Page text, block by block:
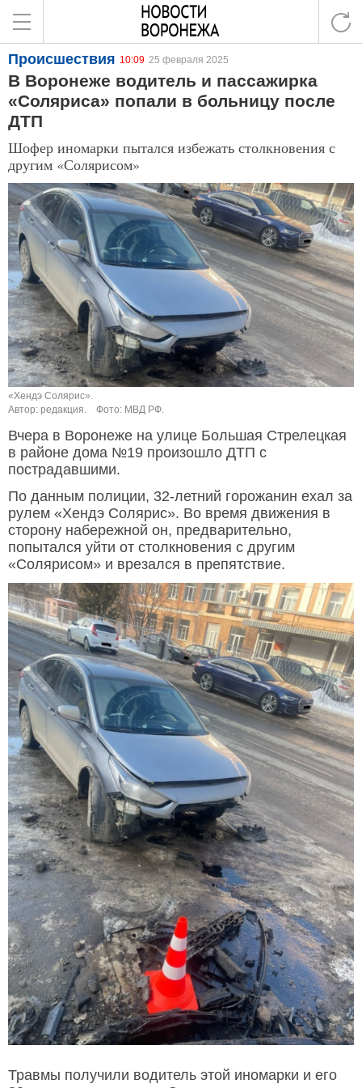
Происшествия 10:09 25 февраля 2025
В Воронеже водитель и пассажирка
«Соляриса» попали в больницу после
ДТП
Шофер иномарки пытался избежать столкновения с
другим «Солярисом»
«Хендэ Солярис».
Автор: редакция.
Фото: МВД РФ.
Вчера в Воронеже на улице Большая Стрелецкая
в районе дома №19 произошло ДТП с
пострадавшими.
По данным полиции, 32-летний горожанин ехал за
рулем «Хендэ Солярис». Во время движения в
сторону набережной он, предварительно,
попытался уйти от столкновения с другим
«Солярисом» и врезался в препятствие.
Травмы получили водитель этой иномарки и его